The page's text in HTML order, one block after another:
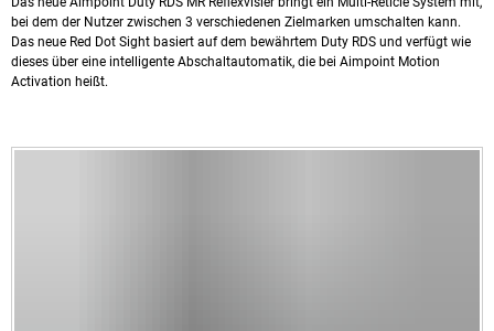
bei dem der Nutzer zwischen 3 verschiedenen Zielmarken umschalten kann.
Das neue Red Dot Sight basiert auf dem bewährtem Duty RDS und verfügt wie
dieses über eine intelligente Abschaltautomatik, die bei Aimpoint Motion
Activation heißt.